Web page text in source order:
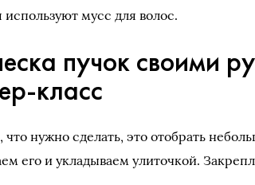
используют мусс для волос.
пучок своими
класс
что нужно сделать, это отобрать
его и укладываем улиточкой.